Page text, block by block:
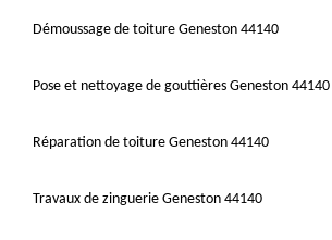
Démoussage de toiture Geneston 44140
Pose et nettoyage de gouttières Geneston 44140
Réparation de toiture Geneston 44140
Travaux de zinguerie Geneston 44140